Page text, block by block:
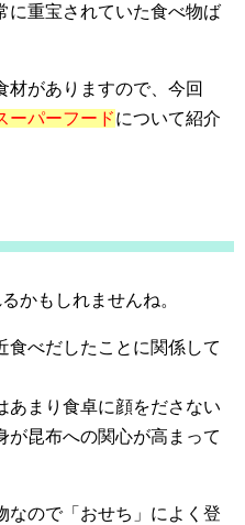
に重宝されていた食べ物ば
材がありますので、今回
ーパーフードについて紹介
かもしれませんね。
食べだしたことに関係して
あまり食卓に顔をださない
が昆布への関心が高まって
なので「おせち」によく登